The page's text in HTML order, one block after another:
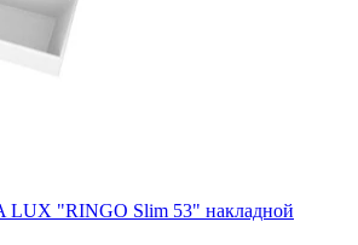
LUX "RINGO Slim 53" накладной